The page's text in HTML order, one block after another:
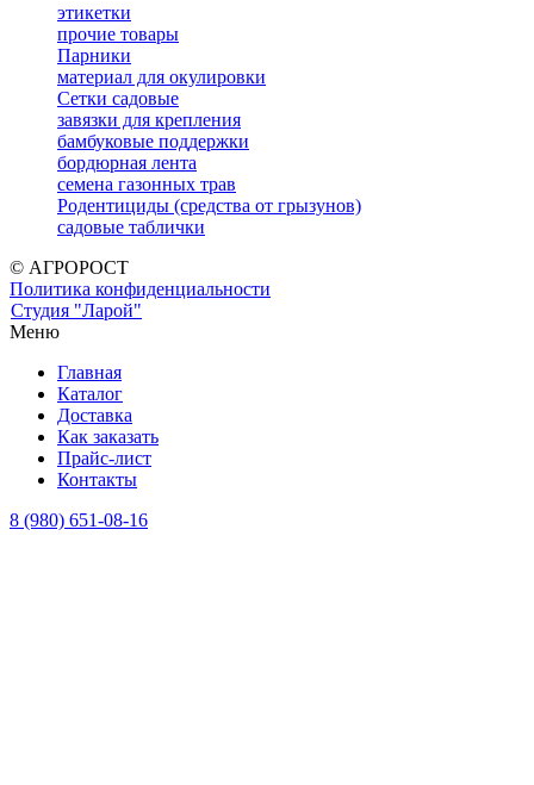
этикетки
прочие товары
Парники
материал для окулировки
Сетки садовые
завязки для крепления
бамбуковые поддержки
бордюрная лента
семена газонных трав
Родентициды (средства от грызунов)
садовые таблички
© АГРОРОСТ
Политика конфиденциальности
Студия "Ларой"
Меню
Главная
Каталог
Доставка
Как заказать
Прайс-лист
Контакты
8 (980) 651-08-16